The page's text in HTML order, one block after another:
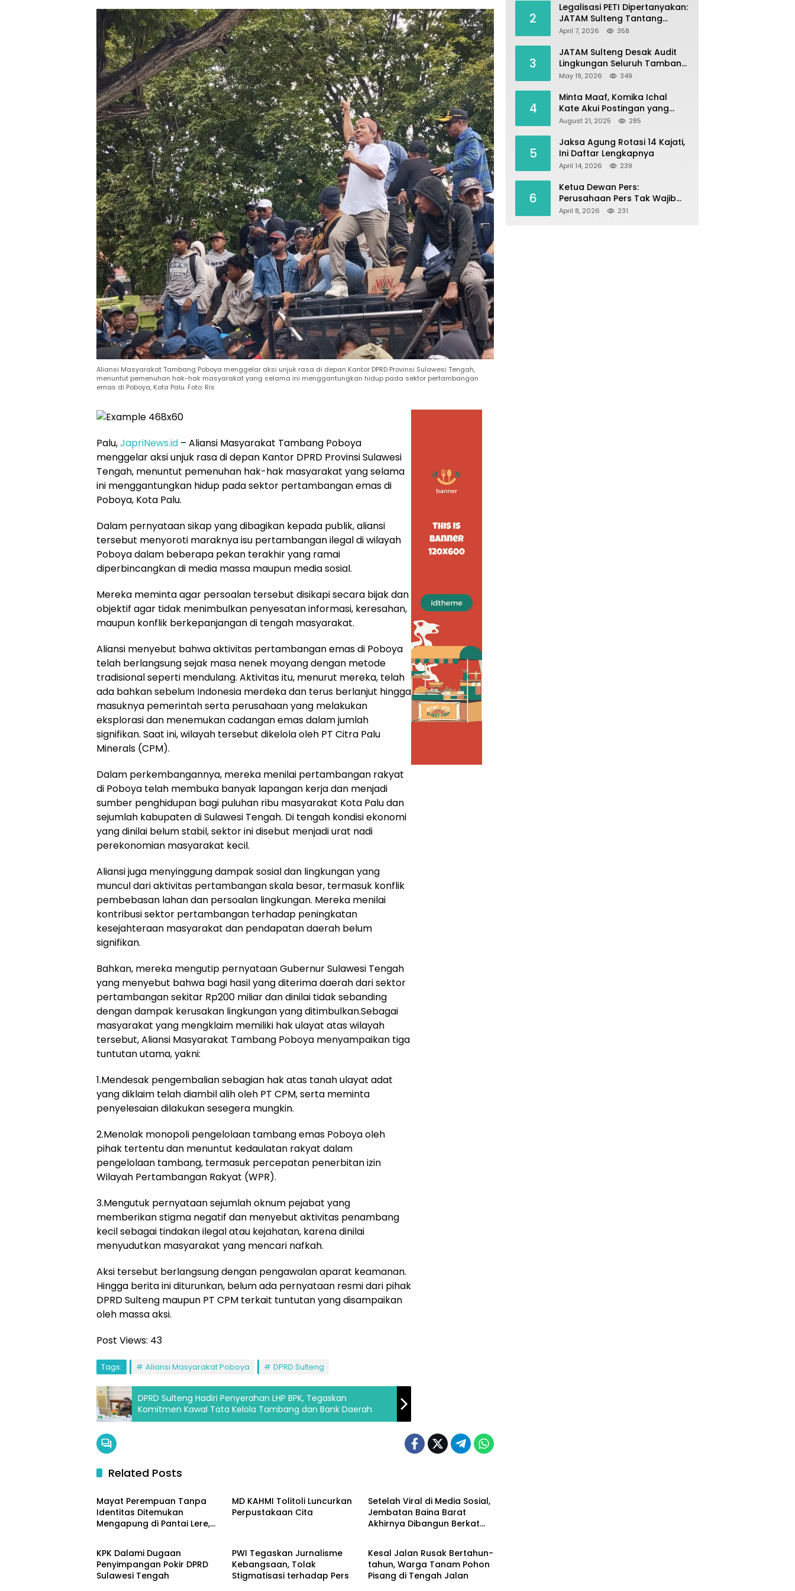
Aliansi Masyarakat Tambang Poboya menggelar aksi unjuk rasa di depan Kantor DPRD Provinsi Sulawesi Tengah,
menuntut pemenuhan hak-hak masyarakat yang selama ini menggantungkan hidup pada sektor pertambangan
emas di Poboya, Kota Palu. Foto: Ris
Palu,JapriNews.id – Aliansi Masyarakat Tambang Poboya
menggelar aksi unjuk rasa di depan Kantor DPRD Provinsi Sulawesi
Tengah, menuntut pemenuhan hak-hak masyarakat yang selama
ini menggantungkan hidup pada sektor pertambangan emas di
Poboya, Kota Palu.
Dalam pernyataan sikap yang dibagikan kepada publik, aliansi
tersebut menyoroti maraknya isu pertambangan ilegal di wilayah
Poboya dalam beberapa pekan terakhir yang ramai
diperbincangkan di media massa maupun media sosial.
Mereka meminta agar persoalan tersebut disikapi secara bijak dan
objektif agar tidak menimbulkan penyesatan informasi, keresahan,
maupun konflik berkepanjangan di tengah masyarakat.
Aliansi menyebut bahwa aktivitas pertambangan emas di Poboya
telah berlangsung sejak masa nenek moyang dengan metode
tradisional seperti mendulang. Aktivitas itu, menurut mereka, telah
ada bahkan sebelum Indonesia merdeka dan terus berlanjut hingga
masuknya pemerintah serta perusahaan yang melakukan
eksplorasi dan menemukan cadangan emas dalam jumlah
signifikan. Saat ini, wilayah tersebut dikelola oleh PT Citra Palu
Minerals (CPM).
Dalam perkembangannya, mereka menilai pertambangan rakyat
di Poboya telah membuka banyak lapangan kerja dan menjadi
sumber penghidupan bagi puluhan ribu masyarakat Kota Palu dan
sejumlah kabupaten di Sulawesi Tengah. Di tengah kondisi ekonomi
yang dinilai belum stabil, sektor ini disebut menjadi urat nadi
perekonomian masyarakat kecil.
Aliansi juga menyinggung dampak sosial dan lingkungan yang
muncul dari aktivitas pertambangan skala besar, termasuk konflik
pembebasan lahan dan persoalan lingkungan. Mereka menilai
kontribusi sektor pertambangan terhadap peningkatan
kesejahteraan masyarakat dan pendapatan daerah belum
signifikan.
Bahkan, mereka mengutip pernyataan Gubernur Sulawesi Tengah
yang menyebut bahwa bagi hasil yang diterima daerah dari sektor
pertambangan sekitar Rp200 miliar dan dinilai tidak sebanding
dengan dampak kerusakan lingkungan yang ditimbulkan.Sebagai
masyarakat yang mengklaim memiliki hak ulayat atas wilayah
tersebut, Aliansi Masyarakat Tambang Poboya menyampaikan tiga
tuntutan utama, yakni:
1.Mendesak pengembalian sebagian hak atas tanah ulayat adat
yang diklaim telah diambil alih oleh PT CPM, serta meminta
penyelesaian dilakukan sesegera mungkin.
2.Menolak monopoli pengelolaan tambang emas Poboya oleh
pihak tertentu dan menuntut kedaulatan rakyat dalam
pengelolaan tambang, termasuk percepatan penerbitan izin
Wilayah Pertambangan Rakyat (WPR).
3.Mengutuk pernyataan sejumlah oknum pejabat yang
memberikan stigma negatif dan menyebut aktivitas penambang
kecil sebagai tindakan ilegal atau kejahatan, karena dinilai
menyudutkan masyarakat yang mencari nafkah.
Aksi tersebut berlangsung dengan pengawalan aparat keamanan.
Hingga berita ini diturunkan, belum ada pernyataan resmi dari pihak
DPRD Sulteng maupun PT CPM terkait tuntutan yang disampaikan
oleh massa aksi.
Post Views: 43
Tags: Aliansi Masyarakat Poboya DPRD Sulteng
DPRD Sulteng Hadiri Penyerahan LHP BPK, Tegaskan
Komitmen Kawal Tata Kelola Tambang dan Bank Daerah
Related Posts
Sulteng
Mayat Perempuan Tanpa
Identitas Ditemukan
Mengapung di Pantai Lere,
MD KAHMI Tolitoli Luncurkan
Perpustakaan Cita
Setelah Viral di Media Sosial,
Jembatan Baina Barat
Akhirnya Dibangun Berkat
Sulteng
KPK Dalami Dugaan
Penyimpangan Pokir DPRD
Sulawesi Tengah
PWI Tegaskan Jurnalisme
Kebangsaan, Tolak
Stigmatisasi terhadap Pers
Sulteng
Kesal Jalan Rusak Bertahun-
tahun, Warga Tanam Pohon
Pisang di Tengah Jalan
2
Legalisasi PETI Dipertanyakan:
JATAM Sulteng Tantang
Gubernur Berhenti Andalkan
Parigi Moutong sebagai
Lumbung Pangan
April 7, 2026 358
3
JATAM Sulteng Desak Audit
Lingkungan Seluruh Tambang
Batuan di Sepanjang Pesisir
May 19, 2026 349
4
Minta Maaf, Komika Ichal
Kate Akui Postingan yang
Singgung Media Karena Emosi
August 21, 2025 285
5
Jaksa Agung Rotasi 14 Kajati,
Ini Daftar Lengkapnya
April 14, 2026 239
6
Ketua Dewan Pers:
Perusahaan Pers Tak Wajib
Terdaftar, UKW Bukan Syarat
April 8, 2026 231